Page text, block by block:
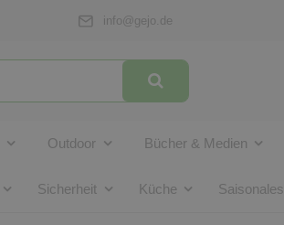
info@gejo.de
Outdoor Bücher & Medien
Sicherheit Küche Saisonales